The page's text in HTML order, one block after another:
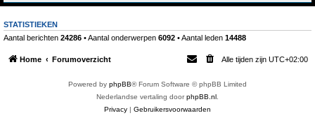
STATISTIEKEN
Aantal berichten 24286 • Aantal onderwerpen 6092 • Aantal leden 14488
Home Forumoverzicht Alle tijden zijn UTC+02:00
Powered by phpBB® Forum Software © phpBB Limited
Nederlandse vertaling doorphpBB.nl
Privacy | Gebruikersvoorwaarden